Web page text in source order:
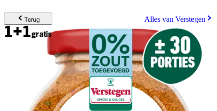
Terug Alles van Verstegen
1+1gratis